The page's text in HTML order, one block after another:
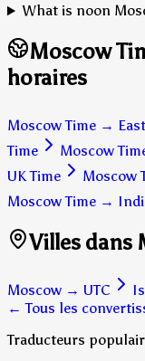
What is noon
Moscow
horaires
Moscow Time →
Time
Moscow
UK Time
Moscow
Moscow Time →
Villes dans
Moscow → UTC
← Tous les
Traducteurs